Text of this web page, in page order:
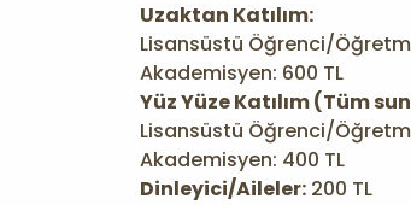
Uzaktan Katılım:
Lisansüstü Öğrenci/
Akademisyen: 600 TL
Yüz Yüze Katılım (Tüm
Lisansüstü Öğrenci/
Akademisyen: 400 TL
Dinleyici/Aileler: 200 TL